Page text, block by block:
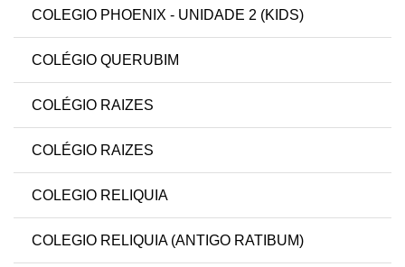
COLEGIO PHOENIX - UNIDADE 2 (KIDS)
COLÉGIO QUERUBIM
COLÉGIO RAIZES
COLÉGIO RAIZES
COLEGIO RELIQUIA
COLEGIO RELIQUIA (ANTIGO RATIBUM)